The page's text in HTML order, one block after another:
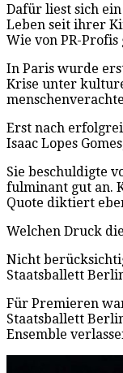
Dafür liest sich
Leben seit ihrer
Wie von PR-Profis
In Paris wurde
Krise unter
Erst nach
Isaac Lopes
Sie beschuldigte
fulminant gut an.
Quote diktiert
Welchen Druck
Nicht
Staatsballett
Für Premieren
Staatsballett
Ensemble